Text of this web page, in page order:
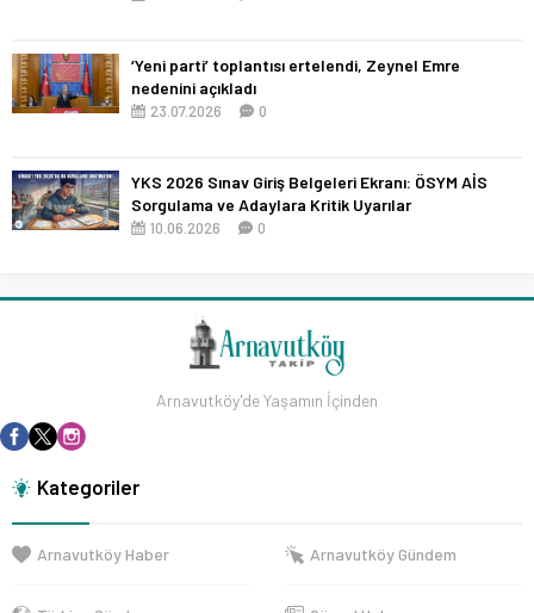
‘Yeni parti’ toplantısı ertelendi, Zeynel Emre
nedenini açıkladı
23.07.2026 0
YKS 2026 Sınav Giriş Belgeleri Ekranı: ÖSYM AİS
Sorgulama ve Adaylara Kritik Uyarılar
10.06.2026 0
Arnavutköy'de Yaşamın İçinden
Kategoriler
Arnavutköy Haber Arnavutköy Gündem